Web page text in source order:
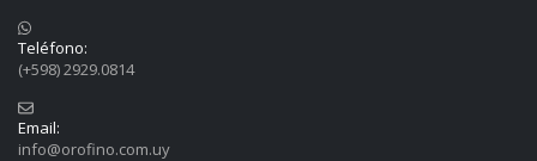
Teléfono:
(+598) 2929.0814
Email:
info@orofino.com.uy